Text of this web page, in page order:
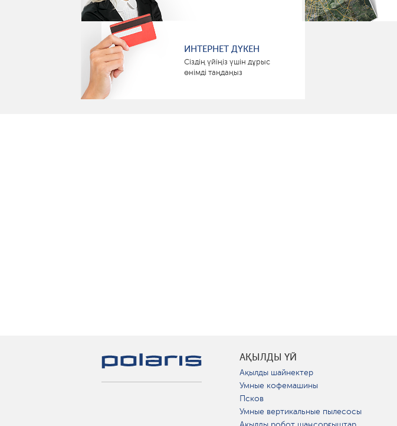
ИНТЕРНЕТ ДҮКЕН
Сіздің үйіңіз үшін дұрыс
өнімді таңдаңыз
АҚЫЛДЫ ҮЙ
Ақылды шайнектер
Умные кофемашины
Псков
Умные вертикальные пылесосы